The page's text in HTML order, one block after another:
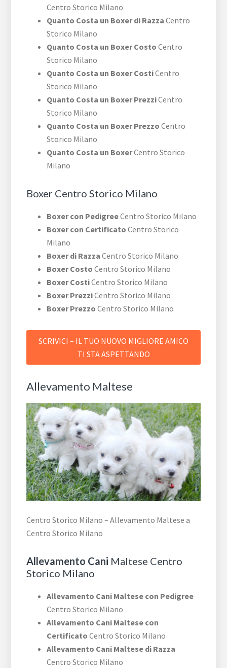
Centro Storico Milano
Quanto Costa un Boxer di Razza Centro
Storico Milano
Quanto Costa un Boxer Costo Centro
Storico Milano
Quanto Costa un Boxer CostiCentro
Storico Milano
Quanto Costa un Boxer PrezziCentro
Storico Milano
Quanto Costa un Boxer Prezzo Centro
Storico Milano
Quanto Costa un BoxerCentro Storico
Milano
Boxer Centro Storico Milano
Boxer con PedigreeCentro Storico Milano
Boxer con Certificato Centro Storico
Milano
Boxer di Razza Centro Storico Milano
Boxer Costo Centro Storico Milano
Boxer CostiCentro Storico Milano
Boxer PrezziCentro Storico Milano
Boxer Prezzo Centro Storico Milano
SCRIVICI – IL TUO NUOVO MIGLIORE AMICO
TI STA ASPETTANDO
Allevamento Maltese
Centro Storico Milano – Allevamento Maltese a
Centro Storico Milano
Allevamento Cani Maltese Centro
Storico Milano
Allevamento Cani Maltese con Pedigree
Centro Storico Milano
Allevamento Cani Maltese con
Certificato Centro Storico Milano
Allevamento Cani Maltese di Razza
Centro Storico Milano